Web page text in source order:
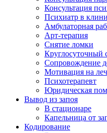
Консультация
Психиатр в
Амбулаторная
Арт-терапия
Снятие ломки
Круглосуточный
Сопровождение
Мотивация на
Психотерапевт
Юридическая
Вывод из запоя
В стационаре
Капельница от
Кодирование